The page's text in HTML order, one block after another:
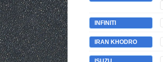
INFINITI
IRAN KHODRO